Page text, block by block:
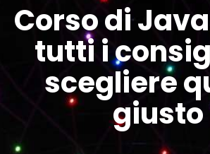
Corso di
tutti i
scegliere
giusto